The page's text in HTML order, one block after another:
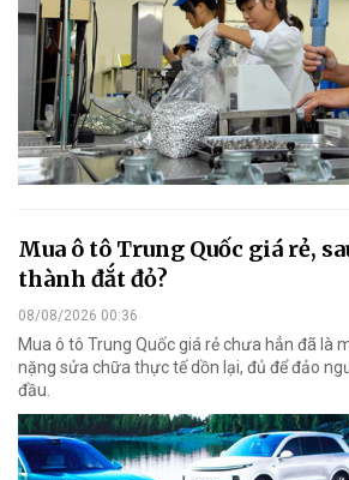
Mua ô tô Trung Quốc giá rẻ,
thành đắt đỏ?
08/08/2026 00:36
Mua ô tô Trung Quốc giá rẻ chưa hẳn đã là
nặng sửa chữa thực tế dồn lại, đủ để đảo
đầu.